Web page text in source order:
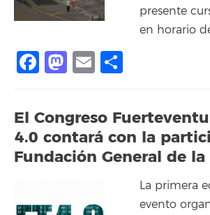
presente
en horario
Facebook
Mastodon
Email
El Congreso
4.0 contará con la
Fundación General de la
La primera
evento